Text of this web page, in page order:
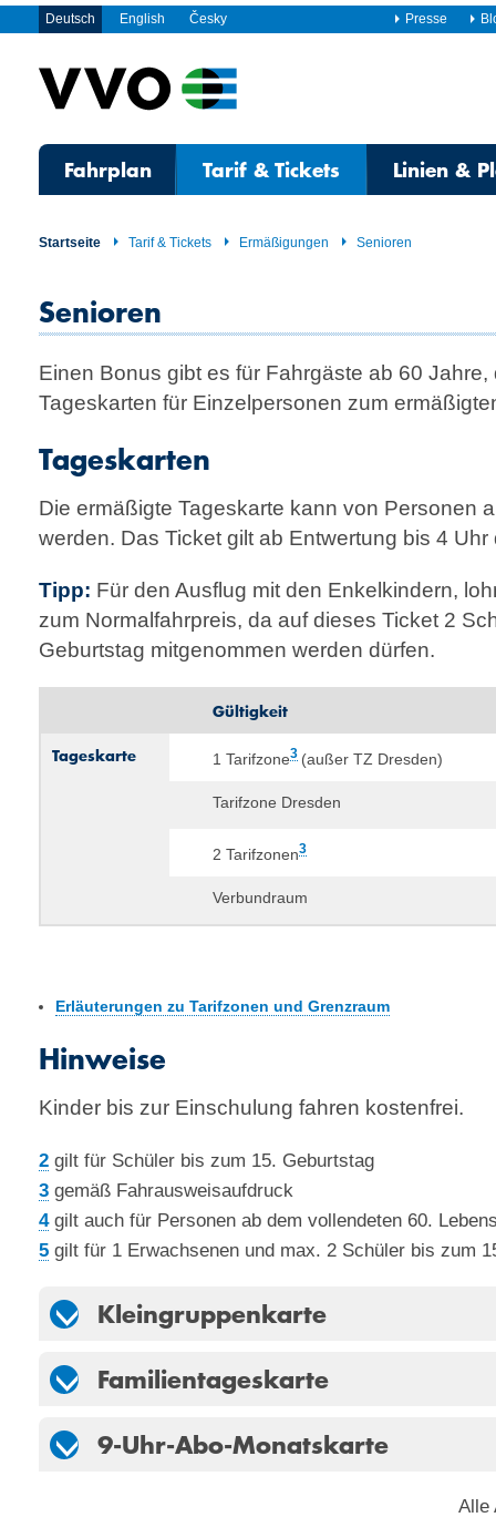
Deutsch English Česky Presse
Fahrplan Tarif & Tickets Linien &
Startseite Tarif & Tickets Ermäßigungen Senioren
Senioren
Einen Bonus gibt es für Fahrgäste ab 60
Tageskarten für Einzelpersonen zum
Tageskarten
Die ermäßigte Tageskarte kann von Personen
werden. Das Ticket gilt ab Entwertung bis 4
Tipp: Für den Ausflug mit den Enkelkindern,
zum Normalfahrpreis, da auf dieses Ticket 2
Geburtstag mitgenommen werden dürfen.
Gültigkeit
Tageskarte
1 Tarifzone3 (außer TZ Dresden)
Tarifzone Dresden
2 Tarifzonen3
Verbundraum
Erläuterungen zu Tarifzonen und Grenzraum
Hinweise
Kinder bis zur Einschulung fahren kostenfrei.
2 gilt für Schüler bis zum 15. Geburtstag
3 gemäß Fahrausweisaufdruck
4 gilt auch für Personen ab dem vollendeten 60.
5 gilt für 1 Erwachsenen und max. 2 Schüler bis zum
Kleingruppenkarte
Familientageskarte
9-Uhr-Abo-Monatskarte
Alle